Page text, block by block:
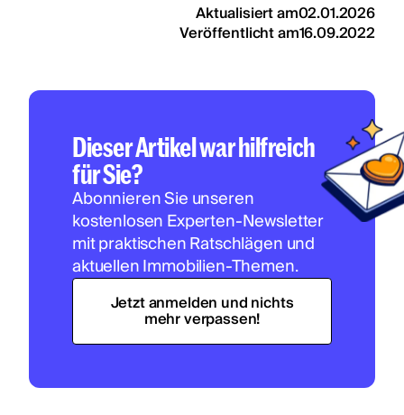
Aktualisiert am02.01.2026
Veröffentlicht am16.09.2022
Dieser Artikel war hilfreich
für Sie?
Abonnieren Sie unseren
kostenlosen Experten-Newsletter
mit praktischen Ratschlägen und
aktuellen Immobilien-Themen.
Jetzt anmelden und nichts
mehr verpassen!